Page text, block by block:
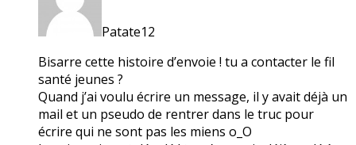
Patate12
Bisarre cette histoire d’envoie ! tu a contacter le fil
santé jeunes ?
Quand j’ai voulu écrire un message, il y avait déjà un
mail et un pseudo de rentrer dans le truc pour
écrire qui ne sont pas les miens o_O